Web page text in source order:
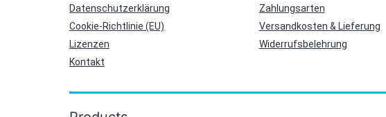
Datenschutzerklärung
Cookie-Richtlinie (EU)
Lizenzen
Kontakt
Zahlungsarten
Versandkosten & Lieferung
Widerrufsbelehrung